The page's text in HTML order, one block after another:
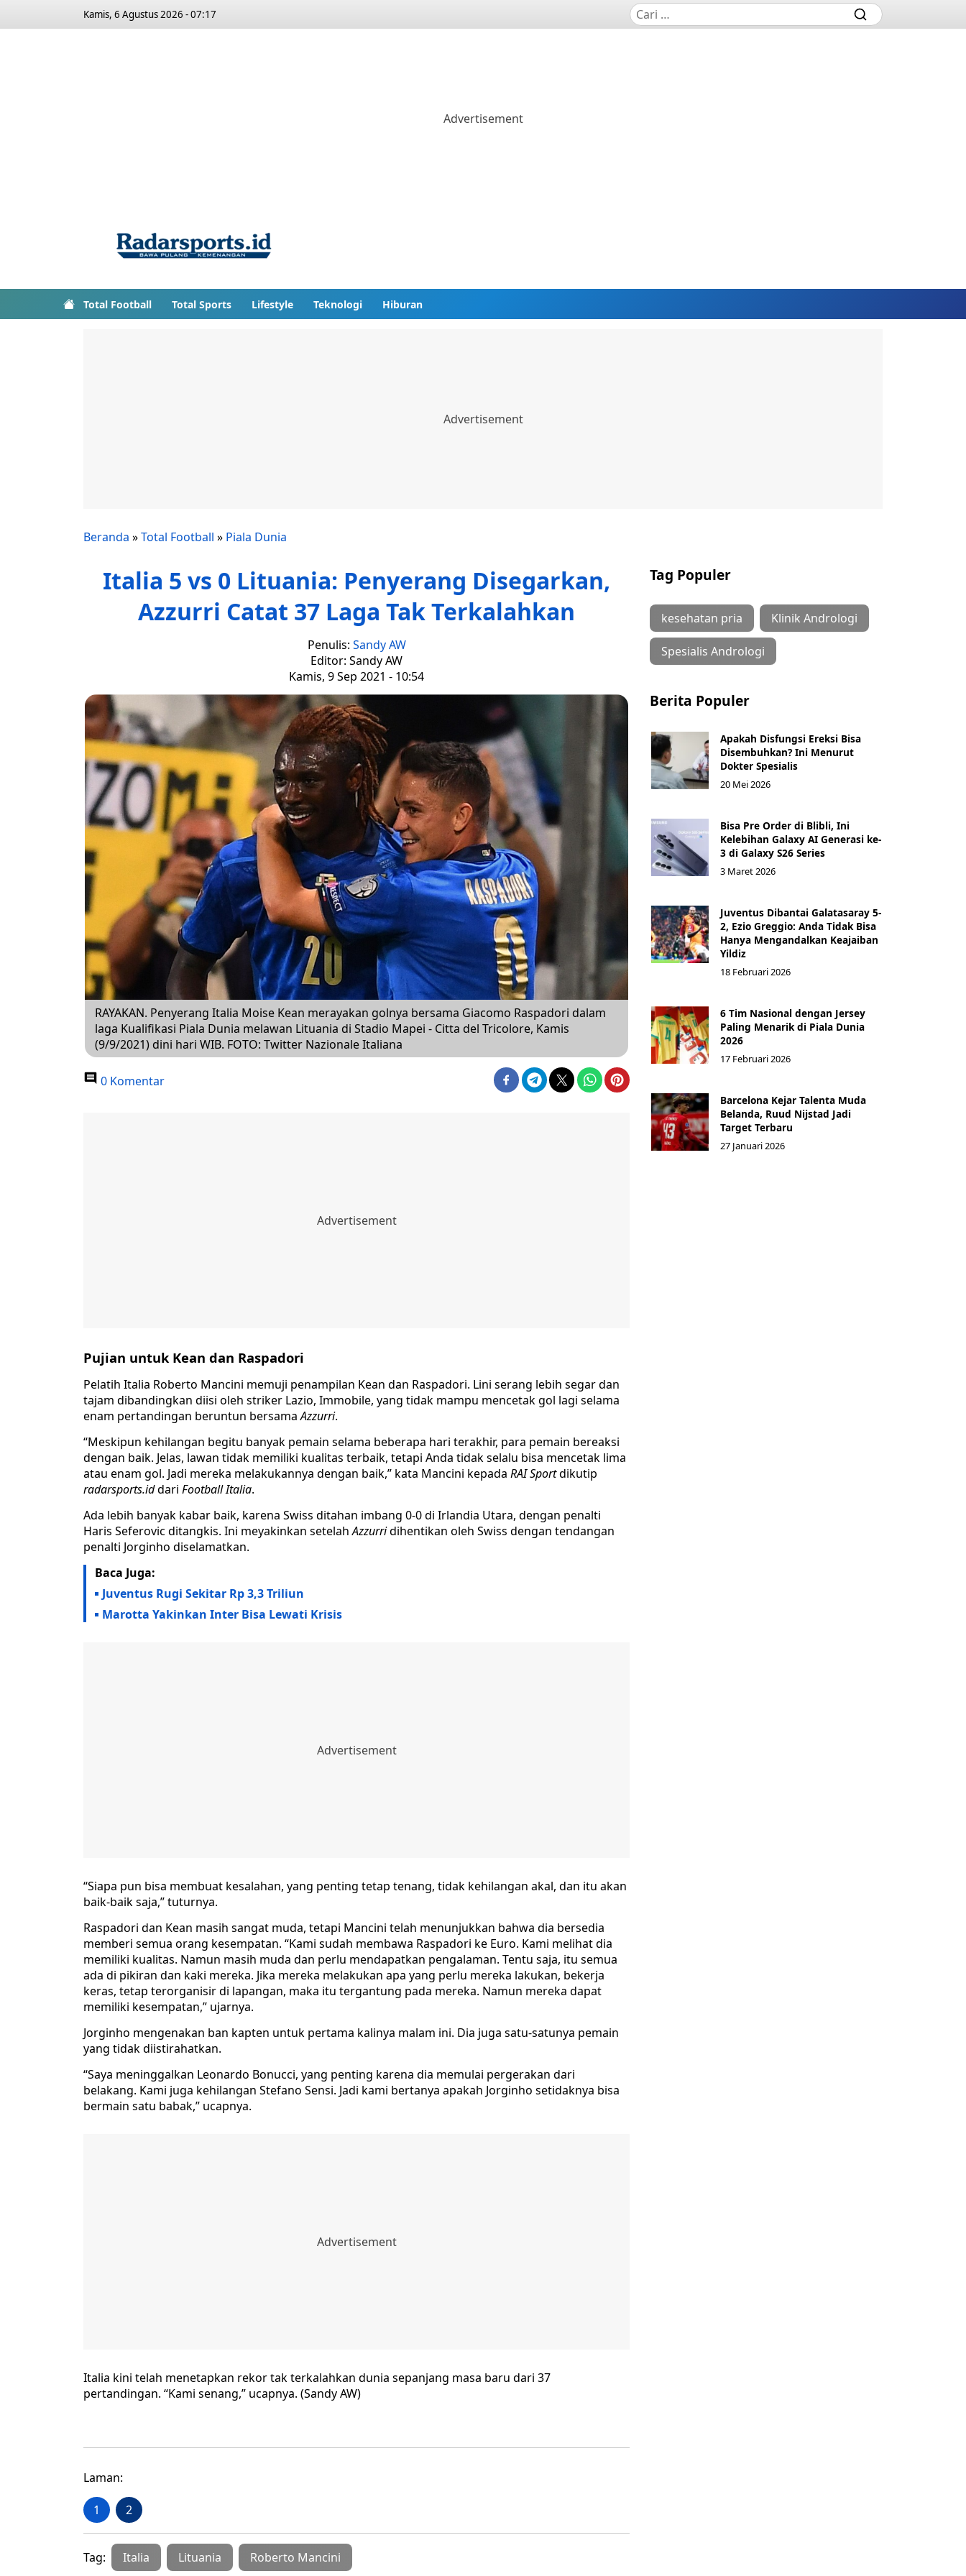
Kamis, 6 Agustus 2026 - 07:17
Total Football Total Sports Lifestyle Teknologi Hiburan
Beranda »Total Football » Piala Dunia
Italia 5 vs 0 Lituania: Penyerang Disegarkan,
Azzurri Catat 37 Laga Tak Terkalahkan
Penulis: Sandy AW
Editor: Sandy AW
Kamis, 9 Sep 2021 - 10:54
RAYAKAN. Penyerang Italia Moise Kean merayakan golnya bersama Giacomo Raspadori dalam
laga Kualifikasi Piala Dunia melawan Lituania di Stadio Mapei - Citta del Tricolore, Kamis
(9/9/2021) dini hari WIB. FOTO: Twitter Nazionale Italiana
0 Komentar
Pujian untuk Kean dan Raspadori
Pelatih Italia Roberto Mancini memuji penampilan Kean dan Raspadori. Lini serang lebih segar dan
tajam dibandingkan diisi oleh striker Lazio, Immobile, yang tidak mampu mencetak gol lagi selama
enam pertandingan beruntun bersamaAzzurri.
“Meskipun kehilangan begitu banyak pemain selama beberapa hari terakhir, para pemain bereaksi
dengan baik. Jelas, lawan tidak memiliki kualitas terbaik, tetapi Anda tidak selalu bisa mencetak lima
atau enam gol. Jadi mereka melakukannya dengan baik,” kata Mancini kepada RAI Sportdikutip
radarsports.iddari Football Italia.
Ada lebih banyak kabar baik, karena Swiss ditahan imbang 0-0 di Irlandia Utara, dengan penalti
Haris Seferovic ditangkis. Ini meyakinkan setelahAzzurridihentikan oleh Swiss dengan tendangan
penalti Jorginho diselamatkan.
Baca Juga:
Juventus Rugi Sekitar Rp 3,3 Triliun
Marotta Yakinkan Inter Bisa Lewati Krisis
“Siapa pun bisa membuat kesalahan, yang penting tetap tenang, tidak kehilangan akal, dan itu akan
baik-baik saja,” tuturnya.
Raspadori dan Kean masih sangat muda, tetapi Mancini telah menunjukkan bahwa dia bersedia
memberi semua orang kesempatan. “Kami sudah membawa Raspadori ke Euro. Kami melihat dia
memiliki kualitas. Namun masih muda dan perlu mendapatkan pengalaman. Tentu saja, itu semua
ada di pikiran dan kaki mereka. Jika mereka melakukan apa yang perlu mereka lakukan, bekerja
keras, tetap terorganisir di lapangan, maka itu tergantung pada mereka. Namun mereka dapat
memiliki kesempatan,” ujarnya.
Jorginho mengenakan ban kapten untuk pertama kalinya malam ini. Dia juga satu-satunya pemain
yang tidak diistirahatkan.
“Saya meninggalkan Leonardo Bonucci, yang penting karena dia memulai pergerakan dari
belakang. Kami juga kehilangan Stefano Sensi. Jadi kami bertanya apakah Jorginho setidaknya bisa
bermain satu babak,” ucapnya.
Italia kini telah menetapkan rekor tak terkalahkan dunia sepanjang masa baru dari 37
pertandingan. “Kami senang,” ucapnya. (Sandy AW)
Laman:
1 2
Tag: Italia Lituania Roberto Mancini
Tag Populer
kesehatan pria Klinik Andrologi
Spesialis Andrologi
Berita Populer
Apakah Disfungsi Ereksi Bisa
Disembuhkan? Ini Menurut
Dokter Spesialis
20 Mei 2026
Bisa Pre Order di Blibli, Ini
Kelebihan Galaxy AI Generasi ke-
3 di Galaxy S26 Series
3 Maret 2026
Juventus Dibantai Galatasaray 5-
2, Ezio Greggio: Anda Tidak Bisa
Hanya Mengandalkan Keajaiban
Yildiz
18 Februari 2026
6 Tim Nasional dengan Jersey
Paling Menarik di Piala Dunia
2026
17 Februari 2026
Barcelona Kejar Talenta Muda
Belanda, Ruud Nijstad Jadi
Target Terbaru
27 Januari 2026